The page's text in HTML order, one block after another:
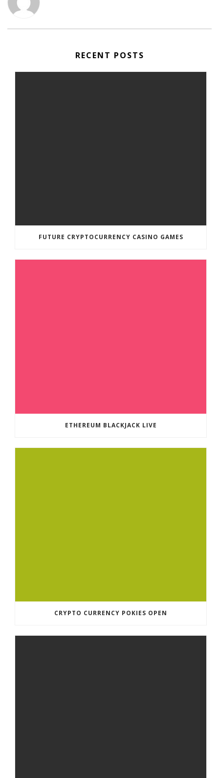
RECENT POSTS
FUTURE CRYPTOCURRENCY CASINO GAMES
ETHEREUM BLACKJACK LIVE
CRYPTO CURRENCY POKIES OPEN